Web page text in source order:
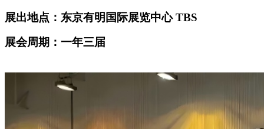
展出地点：东京有明国际展览中心 TBS
展会周期：一年三届